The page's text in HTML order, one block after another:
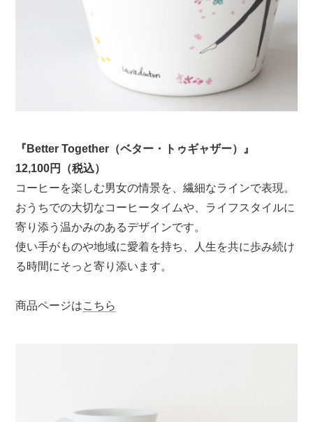
『Better Together（ベター・トゥギャザー）』
12,100円（税込）
コーヒーを楽しむ男女の情景を、繊細なラインで表現。
おうちでの大切なコーヒータイムや、ライフスタイルに
寄り添う温かみのあるデザインです。
使い手がものや地域に愛着を持ち、人生を共に歩み続け
る時間にそっと寄り添います。
商品ページはこちら